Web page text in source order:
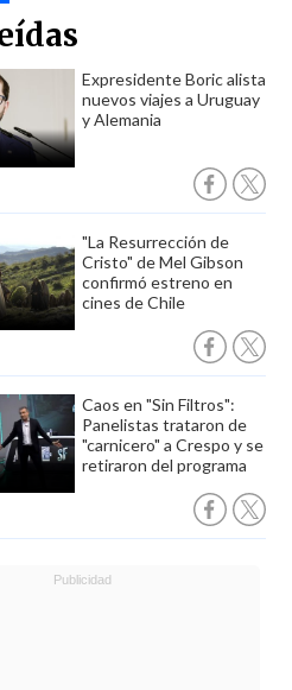
Expresidente Boric alista
nuevos viajes a Uruguay
y Alemania
"La Resurrección de
Cristo" de Mel Gibson
confirmó estreno en
cines de Chile
Caos en "Sin Filtros":
Panelistas trataron de
"carnicero" a Crespo y se
retiraron del programa